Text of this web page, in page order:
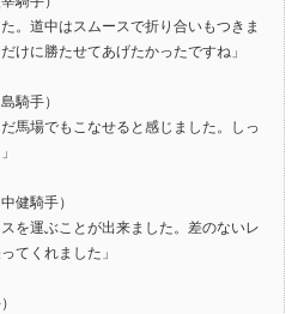
。道中はスムースで折り合いもつきま
けに勝たせてあげたかったですね」
騎手）
馬場でもこなせると感じました。しっ
健騎手）
を運ぶことが出来ました。差のないレ
てくれました」